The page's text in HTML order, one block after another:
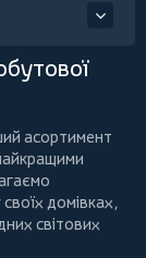
асортимент
домівках,
світових